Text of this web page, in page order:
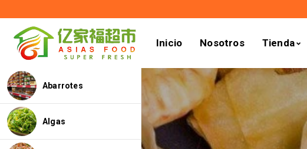
Inicio Nosotros Tienda
Abarrotes
Algas